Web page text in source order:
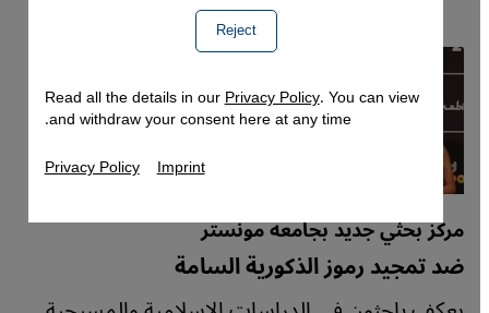
مركز بحثي جديد بجامعة مونستر
ضد تمجيد رموز الذكورية السامة
Reject
Read all the details in ourPrivacy Policy. You can view
and withdraw your consent here at any time.
Privacy Policy Imprint